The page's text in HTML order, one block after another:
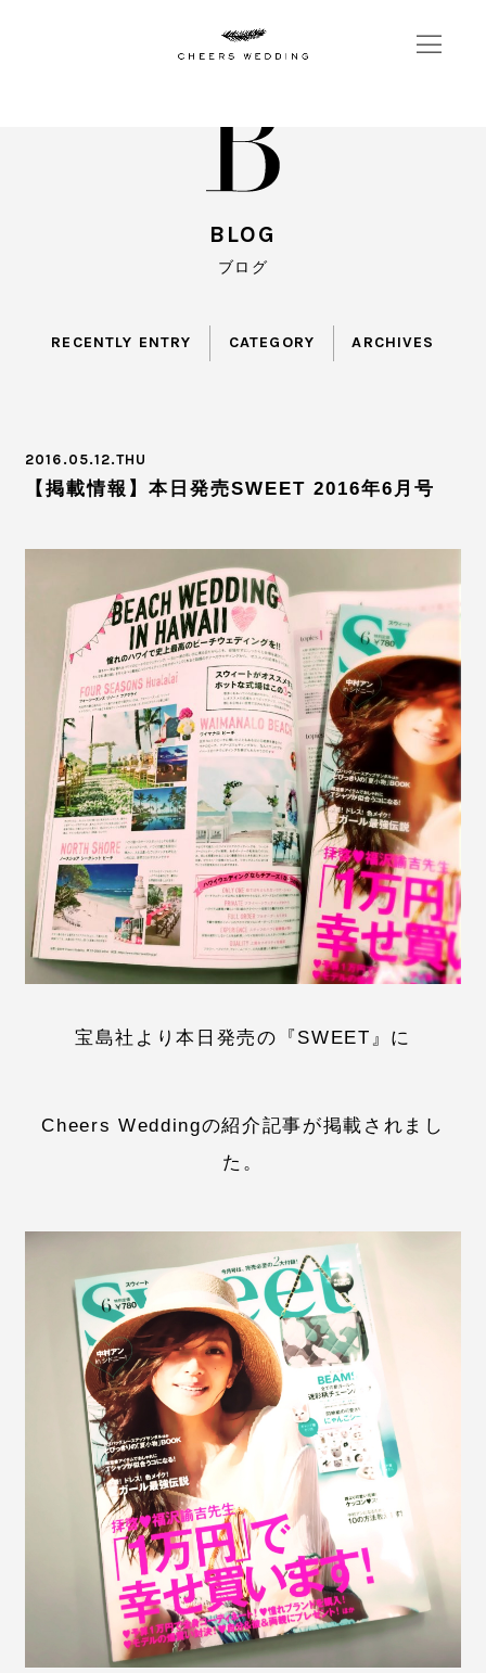
BLOG
ブログ
RECENTLY ENTRY CATEGORY ARCHIVES
2016.05.12.THU
【掲載情報】本日発売SWEET 2016年6月号
宝島社より本日発売の『SWEET』に
Cheers Weddingの紹介記事が掲載されまし
た。